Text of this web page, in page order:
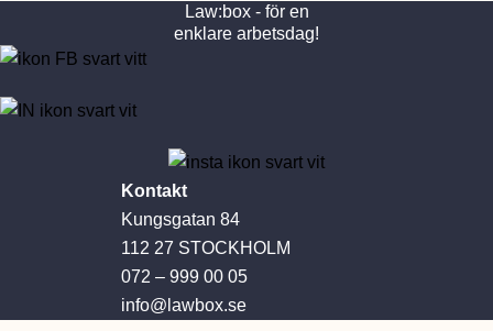
Law:box - för en
enklare arbetsdag!
Kontakt
Kungsgatan 84
112 27 STOCKHOLM
072 – 999 00 05
info@lawbox.se